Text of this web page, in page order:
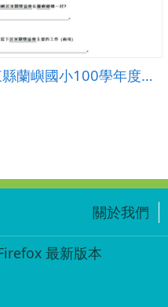
台東縣蘭嶼國小100學年度上學期二年級校外教學學習單
關於我們
最新版本